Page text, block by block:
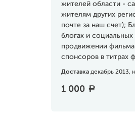
жителей области -
жителям других
почте за наш счет);
блогах и социальных
продвижении
спонсоров в титрах
Доставка декабрь 2013,
1 000 a